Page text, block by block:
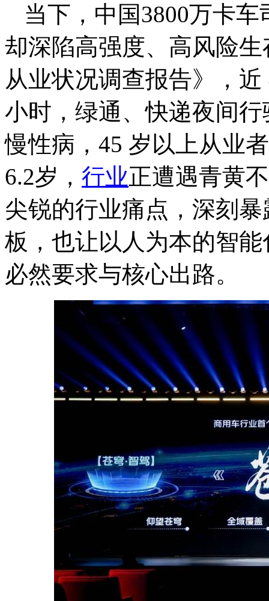
当下，中国3800万卡
却深陷高强度、高风险
从业状况调查报告》，
小时，绿通、快递夜间
慢性病，45 岁以上从业
6.2岁， 行业正遭遇青黄
尖锐的行业痛点，深刻
板，也让以人为本的智
必然要求与核心出路。